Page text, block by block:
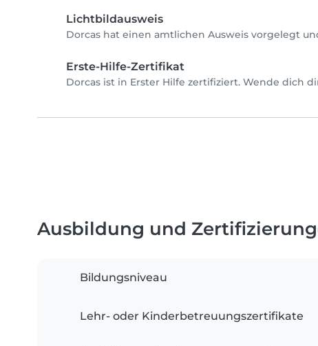
Lichtbildausweis
Dorcas hat einen amtlichen Ausweis vorgelegt
Erste-Hilfe-Zertifikat
Dorcas ist in Erster Hilfe zertifiziert. Wende dich
Ausbildung und
Bildungsniveau
Lehr- oder Kinderbetreuungszertifikate